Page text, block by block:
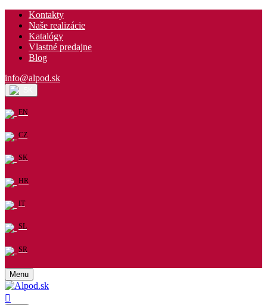
Kontakty
Naše realizácie
Katalógy
Vlastné predajne
Blog
info@alpod.sk
EN
CZ
SK
HR
IT
SL
SR
Menu